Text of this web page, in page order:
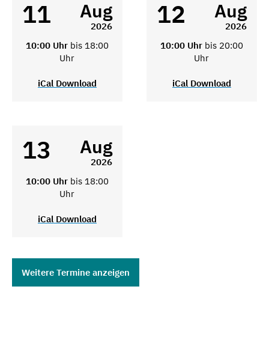
11 Aug
2026
10:00 Uhr bis 18:00
Uhr
iCal Download
12 Aug
2026
10:00 Uhr bis 20:00
Uhr
iCal Download
13 Aug
2026
10:00 Uhr bis 18:00
Uhr
iCal Download
Weitere Termine anzeigen